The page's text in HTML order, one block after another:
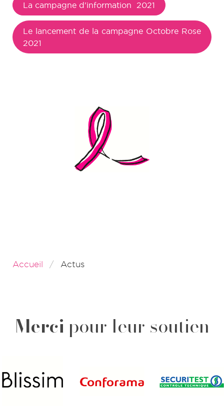
La campagne d'information 2021
Le lancement de la campagne Octobre Rose
2021
Accueil Actus
Merci pour leur soutien